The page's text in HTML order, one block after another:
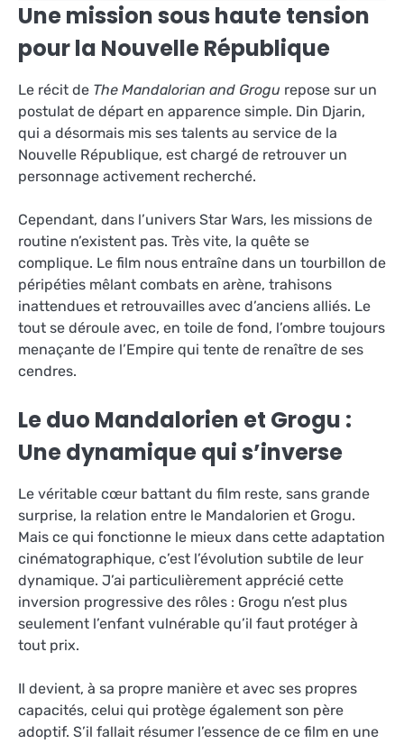
Une mission sous haute tension
pour la Nouvelle République
Le récit de The Mandalorian and Grogu repose sur un
postulat de départ en apparence simple. Din Djarin,
qui a désormais mis ses talents au service de la
Nouvelle République, est chargé de retrouver un
personnage activement recherché.
Cependant, dans l’univers Star Wars, les missions de
routine n’existent pas. Très vite, la quête se
complique. Le film nous entraîne dans un tourbillon de
péripéties mêlant combats en arène, trahisons
inattendues et retrouvailles avec d’anciens alliés. Le
tout se déroule avec, en toile de fond, l’ombre toujours
menaçante de l’Empire qui tente de renaître de ses
cendres.
Le duo Mandalorien et Grogu :
Une dynamique qui s’inverse
Le véritable cœur battant du film reste, sans grande
surprise, la relation entre le Mandalorien et Grogu.
Mais ce qui fonctionne le mieux dans cette adaptation
cinématographique, c’est l’évolution subtile de leur
dynamique. J’ai particulièrement apprécié cette
inversion progressive des rôles : Grogu n’est plus
seulement l’enfant vulnérable qu’il faut protéger à
tout prix.
Il devient, à sa propre manière et avec ses propres
capacités, celui qui protège également son père
adoptif. S’il fallait résumer l’essence de ce film en une